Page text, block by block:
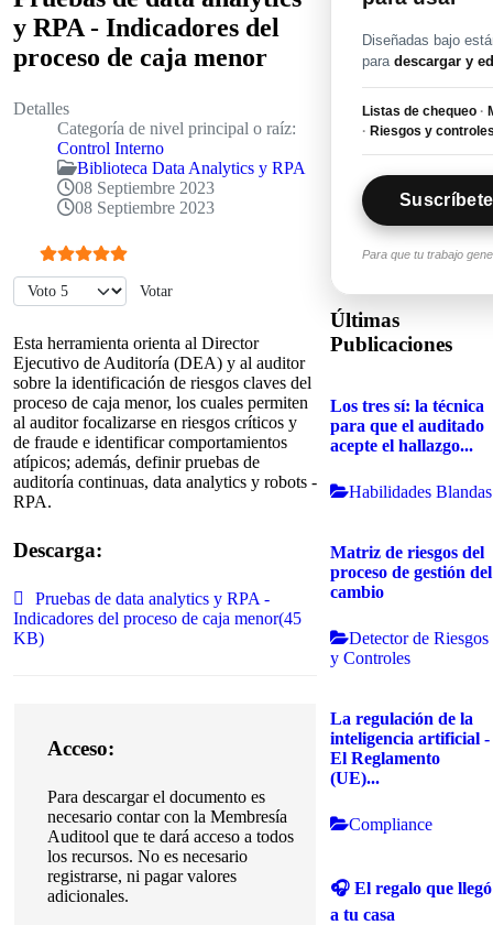
y RPA - Indicadores del
proceso de caja menor
Detalles
Categoría de nivel principal o raíz:
Control Interno
Biblioteca Data Analytics y RPA
08 Septiembre 2023
08 Septiembre 2023
Ratio:5/5
Por favor, vote
Esta herramienta orienta al Director
Ejecutivo de Auditoría (DEA) y al auditor
sobre la identificación de riesgos claves del
proceso de caja menor, los cuales permiten
al auditor focalizarse en riesgos críticos y
de fraude e identificar comportamientos
atípicos; además, definir pruebas de
auditoría continuas, data analytics y robots -
RPA.
Descarga:
spreadsheet
Pruebas de data analytics y RPA -
Indicadores del proceso de caja menor(45
KB)
Acceso:
Para descargar el documento es
necesario contar con la Membresía
Auditool que te dará acceso a todos
los recursos. No es necesario
registrarse, ni pagar valores
adicionales.
Diseñadas bajo
paradescargar y
Listas de chequeo ·
· Riesgos y
Para que tu trabajo
Últimas
Publicaciones
Los tres sí: la técnica
para que el auditado
acepte el hallazgo...
Habilidades Blandas
Matriz de riesgos del
proceso de gestión del
cambio
Detector de Riesgos
y Controles
La regulación de la
inteligencia artificial -
El Reglamento
(UE)...
Compliance
🎧 El regalo que llegó
a tu casa